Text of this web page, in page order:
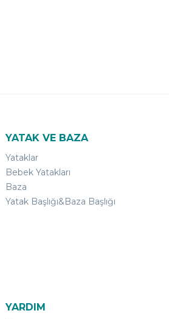
YATAK VE BAZA
Yataklar
Bebek Yatakları
Baza
Yatak Başlığı&Baza Başlığı
YARDIM